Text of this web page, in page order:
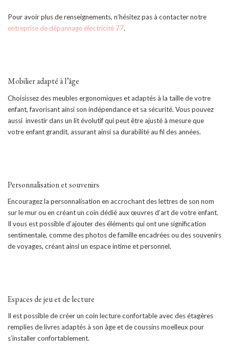
Pour avoir plus de renseignements, n’hésitez pas à contacter notre
entreprise de dépannage électricité 77.
Mobilier adapté à l’âge
Choisissez des meubles ergonomiques et adaptés à la taille de votre
enfant, favorisant ainsi son indépendance et sa sécurité. Vous pouvez
aussi investir dans un lit évolutif qui peut être ajusté à mesure que
votre enfant grandit, assurant ainsi sa durabilité au fil des années.
Personnalisation et souvenirs
Encouragez la personnalisation en accrochant des lettres de son nom
sur le mur ou en créant un coin dédié aux œuvres d’art de votre enfant.
Il vous est possible d’ajouter des éléments qui ont une signification
sentimentale, comme des photos de famille encadrées ou des souvenirs
de voyages, créant ainsi un espace intime et personnel.
Espaces de jeu et de lecture
Il est possible de créer un coin lecture confortable avec des étagères
remplies de livres adaptés à son âge et de coussins moelleux pour
s’installer confortablement.